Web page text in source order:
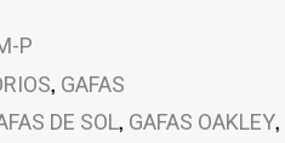
P
, GAFAS
DE SOL, GAFAS OAKLEY,